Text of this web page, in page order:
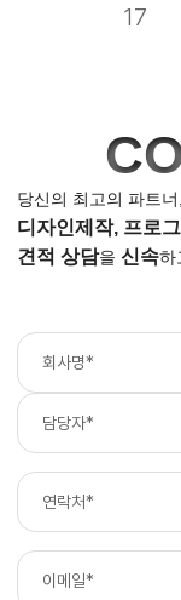
17
당신의 최고의 파트
디자인제작, 프로
견적 상담을 신속하